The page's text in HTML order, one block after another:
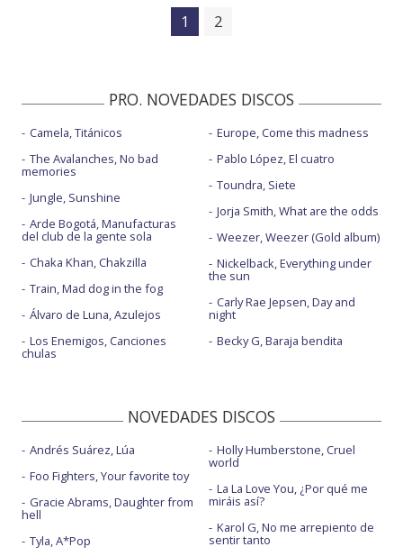
1 2
PRO. NOVEDADES DISCOS
Camela, Titánicos
The Avalanches, No bad
memories
Jungle, Sunshine
Arde Bogotá, Manufacturas
del club de la gente sola
Chaka Khan, Chakzilla
Train, Mad dog in the fog
Álvaro de Luna, Azulejos
Los Enemigos, Canciones
chulas
Europe, Come this madness
Pablo López, El cuatro
Toundra, Siete
Jorja Smith, What are the odds
Weezer, Weezer (Gold album)
Nickelback, Everything under
the sun
Carly Rae Jepsen, Day and
night
Becky G, Baraja bendita
NOVEDADES DISCOS
Andrés Suárez, Lúa
Foo Fighters, Your favorite toy
Gracie Abrams, Daughter from
hell
Tyla, A*Pop
Holly Humberstone, Cruel
world
La La Love You, ¿Por qué me
miráis así?
Karol G, No me arrepiento de
sentir tanto